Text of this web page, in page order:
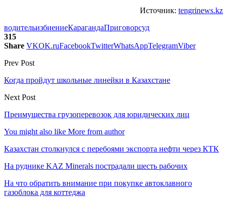
Источник: tengrinews.kz
водительизбиениеКарагандаПриговорсуд
315
Share VKOK.ruFacebookTwitterWhatsAppTelegramViber
Prev Post
Когда пройдут школьные линейки в Казахстане
Next Post
Преимущества грузоперевозок для юридических лиц
You might also like More from author
Казахстан столкнулся с перебоями экспорта нефти через КТК
На руднике KAZ Minerals пострадали шесть рабочих
На что обратить внимание при покупке автоклавного
газоблока для коттеджа